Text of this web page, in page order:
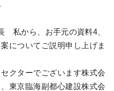
私から、お手元の資料4、
についてご説明申し上げま
クターでございます株式会
東京臨海副都心建設株式会